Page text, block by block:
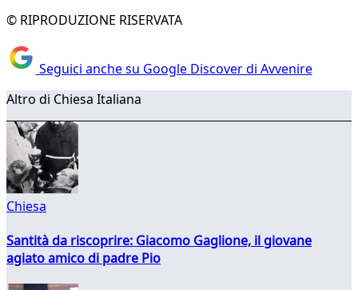
© RIPRODUZIONE RISERVATA
Seguici anche su Google Discover di Avvenire
Altro di Chiesa Italiana
Chiesa
Santità da riscoprire: Giacomo Gaglione, il giovane
agiato amico di padre Pio